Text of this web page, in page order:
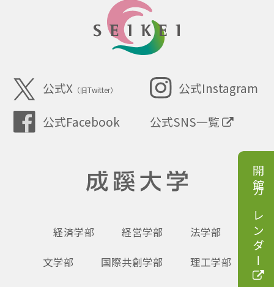
公式X （旧Twitter） 公式Instagram
公式Facebook 公式SNS一覧
経済学部 経営学部 法学部
文学部 国際共創学部 理工学部 開館カレンダー